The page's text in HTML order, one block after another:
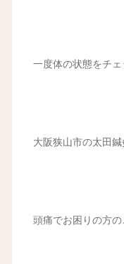
一度体の状態をチ
大阪狭山市の太田鍼
頭痛でお困りの方の